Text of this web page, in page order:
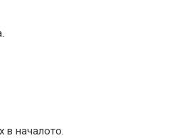
в началото.